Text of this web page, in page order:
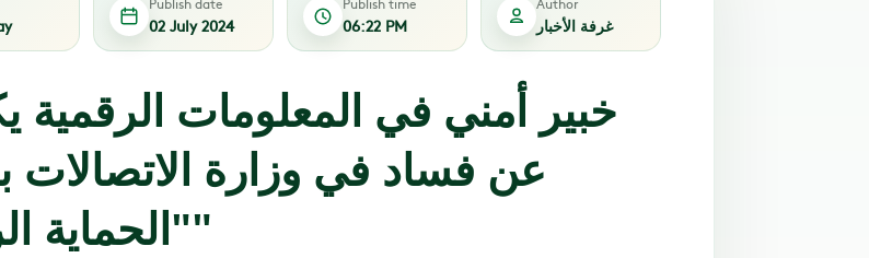
02 July 2024 06:22 PM غرفة الأخبار
خبير أمني في المعلومات
عن فساد في وزارة الاتصالات
"الحماية الرقمية"